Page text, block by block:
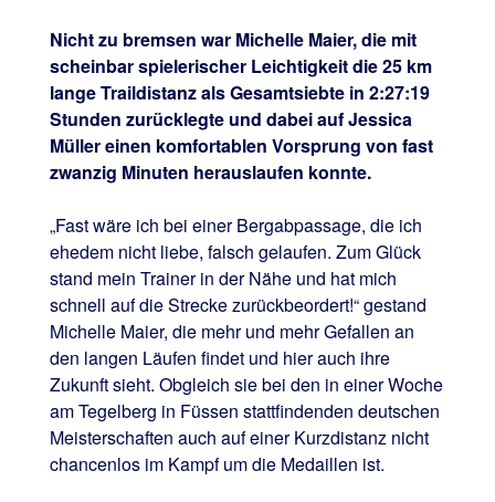
Nicht zu bremsen war Michelle Maier, die mit
scheinbar spielerischer Leichtigkeit die 25 km
lange Traildistanz als Gesamtsiebte in 2:27:19
Stunden zurücklegte und dabei auf Jessica
Müller einen komfortablen Vorsprung von fast
zwanzig Minuten herauslaufen konnte.
„Fast wäre ich bei einer Bergabpassage, die ich
ehedem nicht liebe, falsch gelaufen. Zum Glück
stand mein Trainer in der Nähe und hat mich
schnell auf die Strecke zurückbeordert!“ gestand
Michelle Maier, die mehr und mehr Gefallen an
den langen Läufen findet und hier auch ihre
Zukunft sieht. Obgleich sie bei den in einer Woche
am Tegelberg in Füssen stattfindenden deutschen
Meisterschaften auch auf einer Kurzdistanz nicht
chancenlos im Kampf um die Medaillen ist.